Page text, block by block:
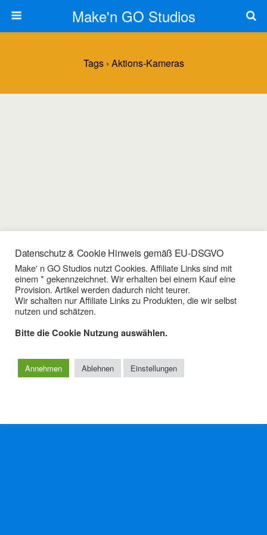
Make'n GO Studios
Tags › Aktions-Kameras
13/03/2022
Foto & Video Equipment –
Kameras
Zum Seitenanfang
Datenschutz & Cookie Hinweis gemäß EU-DSGVO
Make' n GO Studios nutzt Cookies. Affiliate Links sind mit
einem * gekennzeichnet. Wir erhalten bei einem Kauf eine
Provision. Artikel werden dadurch nicht teurer.
Wir schalten nur Affiliate Links zu Produkten, die wir selbst
nutzen und schätzen.
Bitte die Cookie Nutzung auswählen.
Annehmen Ablehnen Einstellungen